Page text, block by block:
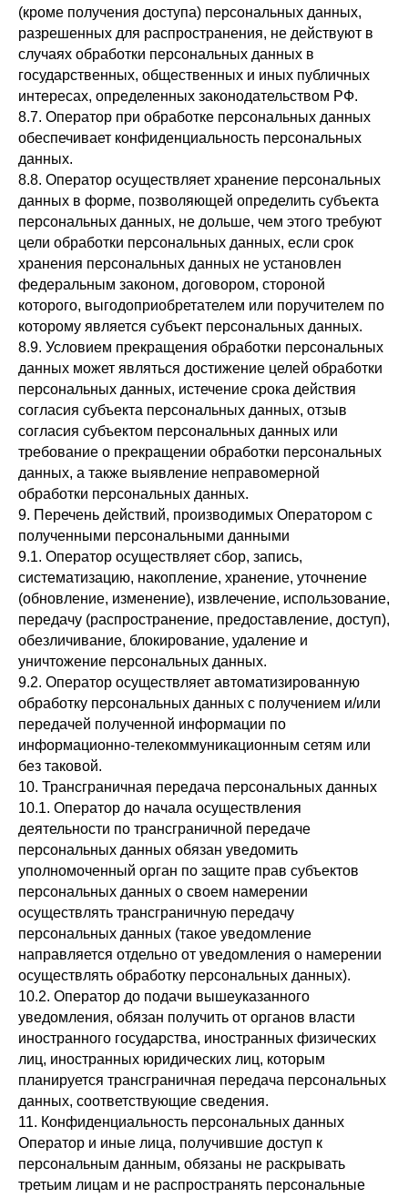
(кроме получения доступа) персональных данных,
разрешенных для распространения, не действуют в
случаях обработки персональных данных в
государственных, общественных и иных публичных
интересах, определенных законодательством РФ.
8.7. Оператор при обработке персональных данных
обеспечивает конфиденциальность персональных
данных.
8.8. Оператор осуществляет хранение персональных
данных в форме, позволяющей определить субъекта
персональных данных, не дольше, чем этого требуют
цели обработки персональных данных, если срок
хранения персональных данных не установлен
федеральным законом, договором, стороной
которого, выгодоприобретателем или поручителем по
которому является субъект персональных данных.
8.9. Условием прекращения обработки персональных
данных может являться достижение целей обработки
персональных данных, истечение срока действия
согласия субъекта персональных данных, отзыв
согласия субъектом персональных данных или
требование о прекращении обработки персональных
данных, а также выявление неправомерной
обработки персональных данных.
9. Перечень действий, производимых Оператором с
полученными персональными данными
9.1. Оператор осуществляет сбор, запись,
систематизацию, накопление, хранение, уточнение
(обновление, изменение), извлечение, использование,
передачу (распространение, предоставление, доступ),
обезличивание, блокирование, удаление и
уничтожение персональных данных.
9.2. Оператор осуществляет автоматизированную
обработку персональных данных с получением и/или
передачей полученной информации по
информационно-телекоммуникационным сетям или
без таковой.
10. Трансграничная передача персональных данных
10.1. Оператор до начала осуществления
деятельности по трансграничной передаче
персональных данных обязан уведомить
уполномоченный орган по защите прав субъектов
персональных данных о своем намерении
осуществлять трансграничную передачу
персональных данных (такое уведомление
направляется отдельно от уведомления о намерении
осуществлять обработку персональных данных).
10.2. Оператор до подачи вышеуказанного
уведомления, обязан получить от органов власти
иностранного государства, иностранных физических
лиц, иностранных юридических лиц, которым
планируется трансграничная передача персональных
данных, соответствующие сведения.
11. Конфиденциальность персональных данных
Оператор и иные лица, получившие доступ к
персональным данным, обязаны не раскрывать
третьим лицам и не распространять персональные